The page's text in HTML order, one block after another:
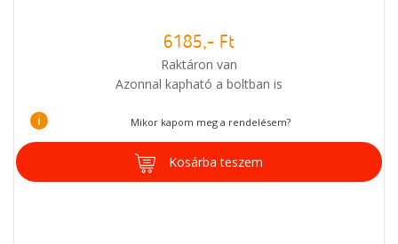
6185,- Ft
Raktáron van
Azonnal kapható a boltban is
i Mikor kapom meg a rendelésem?
Kosárba teszem